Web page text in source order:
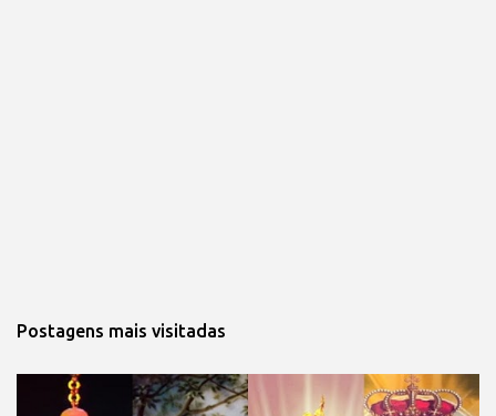
Postagens mais visitadas